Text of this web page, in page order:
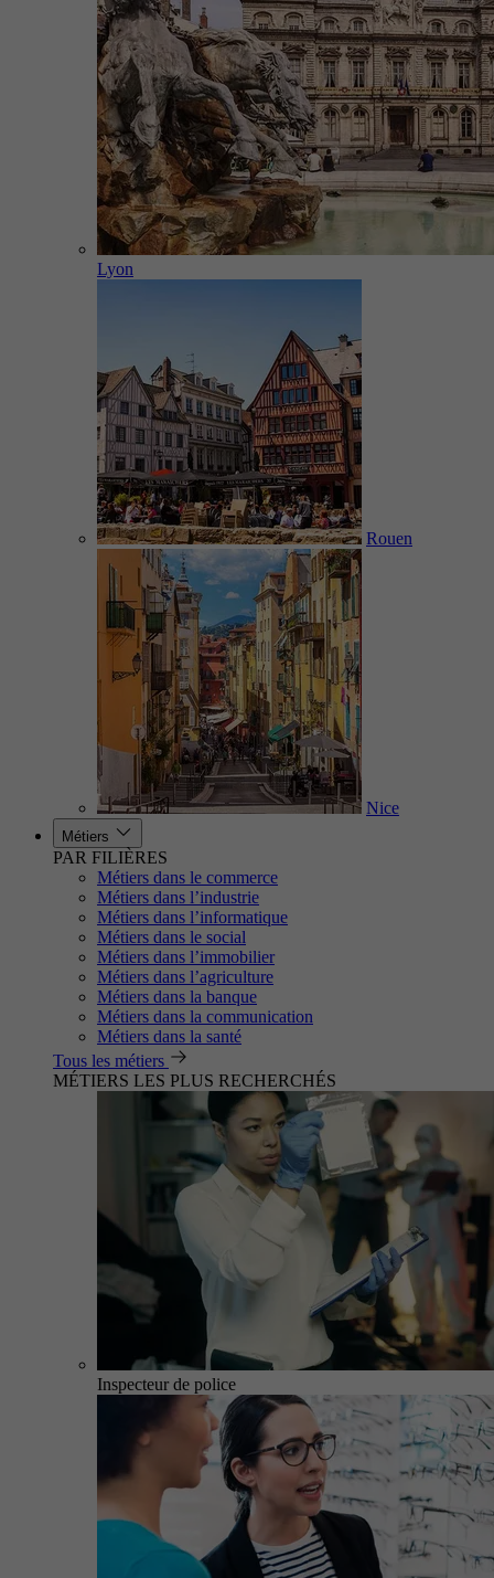
Lyon
Rouen
Nice
Métiers
PAR FILIÈRES
Métiers dans le commerce
Métiers dans l’industrie
Métiers dans l’informatique
Métiers dans le social
Métiers dans l’immobilier
Métiers dans l’agriculture
Métiers dans la banque
Métiers dans la communication
Métiers dans la santé
Tous les métiers
MÉTIERS LES PLUS RECHERCHÉS
Inspecteur de police